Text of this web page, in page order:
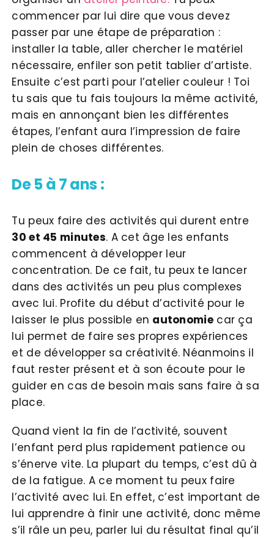
commencer par lui dire que vous devez
passer par une étape de préparation :
installer la table, aller chercher le matériel
nécessaire, enfiler son petit tablier d’artiste.
Ensuite c’est parti pour l’atelier couleur ! Toi
tu sais que tu fais toujours la même activité,
mais en annonçant bien les différentes
étapes, l’enfant aura l’impression de faire
plein de choses différentes.
De 5 à 7 ans :
Tu peux faire des activités qui durent entre
30 et 45 minutes. A cet âge les enfants
commencent à développer leur
concentration. De ce fait, tu peux te lancer
dans des activités un peu plus complexes
avec lui. Profite du début d’activité pour le
laisser le plus possible en autonomiecar ça
lui permet de faire ses propres expériences
et de développer sa créativité. Néanmoins il
faut rester présent et à son écoute pour le
guider en cas de besoin mais sans faire à sa
place.
Quand vient la fin de l’activité, souvent
l’enfant perd plus rapidement patience ou
s’énerve vite. La plupart du temps, c’est dû à
de la fatigue. A ce moment tu peux faire
l’activité avec lui. En effet, c’est important de
lui apprendre à finir une activité, donc même
s’il râle un peu, parler lui du résultat final qu’il